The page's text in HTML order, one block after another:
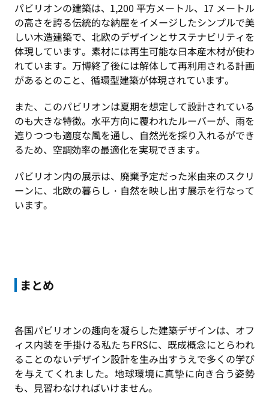
パビリオンの建築は、1,200 平方メートル、17 メートル
の高さを誇る伝統的な納屋をイメージしたシンプルで美
しい木造建築で、北欧のデザインとサステナビリティを
体現しています。素材には再生可能な日本産木材が使わ
れています。万博終了後には解体して再利用される計画
があるとのこと、循環型建築が体現されています。
また、このパビリオンは夏期を想定して設計されている
のも大きな特徴。水平方向に覆われたルーバーが、雨を
遮りつつも適度な風を通し、自然光を採り入れるができ
るため、空調効率の最適化を実現できます。
パビリオン内の展示は、廃棄予定だった米由来のスクリ
ーンに、北欧の暮らし・自然を映し出す展示を行なって
います。
まとめ
各国パビリオンの趣向を凝らした建築デザインは、オフ
ィス内装を手掛ける私たちFRSに、既成概念にとらわれ
ることのないデザイン設計を生み出すうえで多くの学び
を与えてくれました。地球環境に真摯に向き合う姿勢
も、見習わなければいけません。